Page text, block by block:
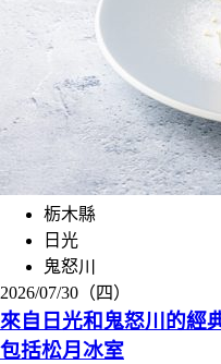
栃木縣
日光
鬼怒川
2026/07/30（四）
來自日光和鬼怒川的經
包括松月冰室